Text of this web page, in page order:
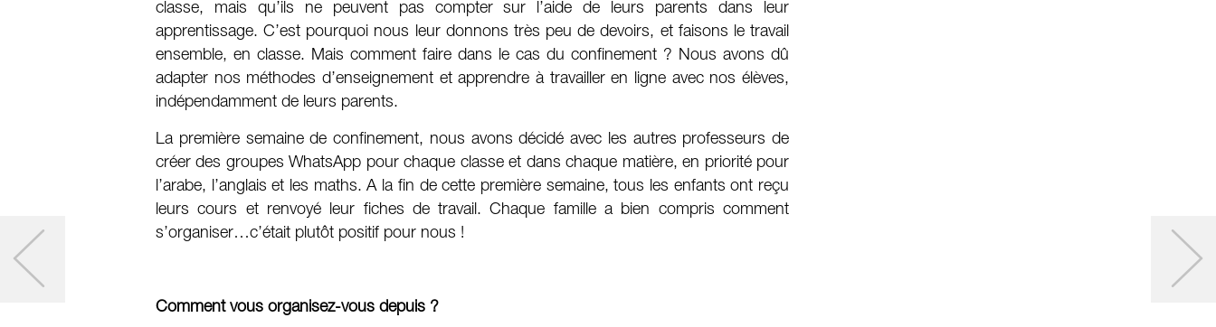
classe, mais qu’ils ne peuvent pas compter sur l’aide de leurs parents dans leur
apprentissage. C’est pourquoi nous leur donnons très peu de devoirs, et faisons le travail
ensemble, en classe. Mais comment faire dans le cas du confinement ? Nous avons dû
adapter nos méthodes d’enseignement et apprendre à travailler en ligne avec nos élèves,
indépendamment de leurs parents.
La première semaine de confinement, nous avons décidé avec les autres professeurs de
créer des groupes WhatsApp pour chaque classe et dans chaque matière, en priorité pour
l’arabe, l’anglais et les maths. A la fin de cette première semaine, tous les enfants ont reçu
leurs cours et renvoyé leur fiches de travail. Chaque famille a bien compris comment
s’organiser…c’était plutôt positif pour nous !
Comment vous organisez-vous depuis ?